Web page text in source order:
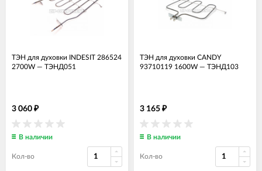
ТЭН для духовки INDESIT 286524
2700W — ТЭНД051
3 060 ₽
В наличии
Кол-во
ТЭН для духовки CANDY
93710119 1600W — ТЭНД103
3 165 ₽
В наличии
Кол-во